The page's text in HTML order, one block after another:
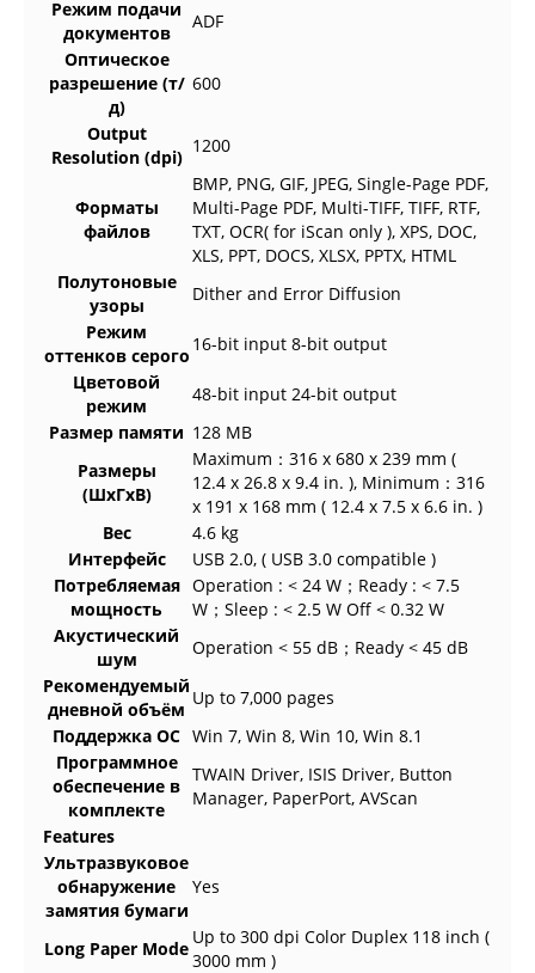
Режим подачи
документов
ADF
Оптическое
разрешение (т/
д)
600
Output
Resolution (dpi)
1200
Форматы
файлов
BMP, PNG, GIF, JPEG, Single-Page PDF,
Multi-Page PDF, Multi-TIFF, TIFF, RTF,
TXT, OCR( for iScan only ), XPS, DOC,
XLS, PPT, DOCS, XLSX, PPTX, HTML
Полутоновые
узоры
Dither and Error Diffusion
Режим
оттенков серого
16-bit input 8-bit output
Цветовой
режим
48-bit input 24-bit output
Размер памяти 128 MB
Размеры
(ШхГхВ)
Maximum：316 x 680 x 239 mm (
12.4 x 26.8 x 9.4 in. ), Minimum：316
x 191 x 168 mm ( 12.4 x 7.5 x 6.6 in. )
Вес
4.6 kg
Интерфейс
USB 2.0, ( USB 3.0 compatible )
Потребляемая
мощность
Operation : < 24 W；Ready : < 7.5
W；Sleep : < 2.5 W Off < 0.32 W
Акустический
шум
Operation < 55 dB；Ready < 45 dB
Рекомендуемый
дневной объём
Up to 7,000 pages
Поддержка ОС Win 7, Win 8, Win 10, Win 8.1
Программное
обеспечение в
комплекте
TWAIN Driver, ISIS Driver, Button
Manager, PaperPort, AVScan
Features
Ультразвуковое
обнаружение
замятия бумаги
Yes
Long Paper Mode
Up to 300 dpi Color Duplex 118 inch (
3000 mm )